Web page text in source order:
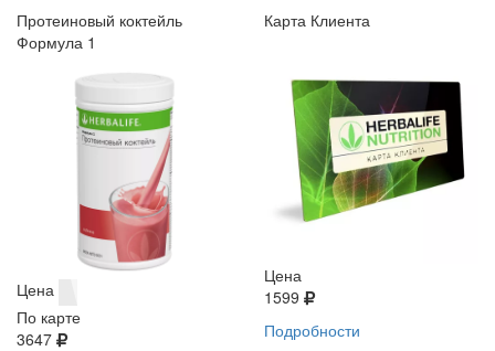
Протеиновый коктейль
Формула 1
Цена
По карте
3647
Карта Клиента
Цена
1599
Подробности